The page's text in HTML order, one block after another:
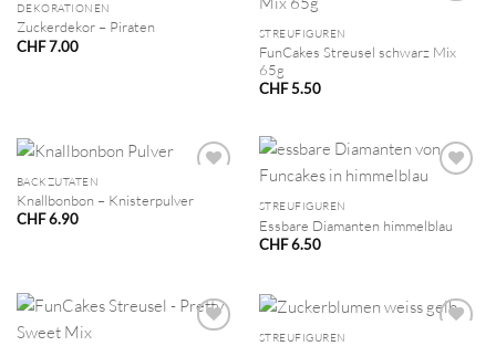
DEKORATIONEN
Zuckerdekor – Piraten
CHF7.00
STREUFIGUREN
FunCakes Streusel schwarz Mix
65g
CHF5.50
BACKZUTATEN
Knallbonbon – Knisterpulver
CHF6.90
STREUFIGUREN
Essbare Diamanten himmelblau
CHF6.50
STREUFIGUREN